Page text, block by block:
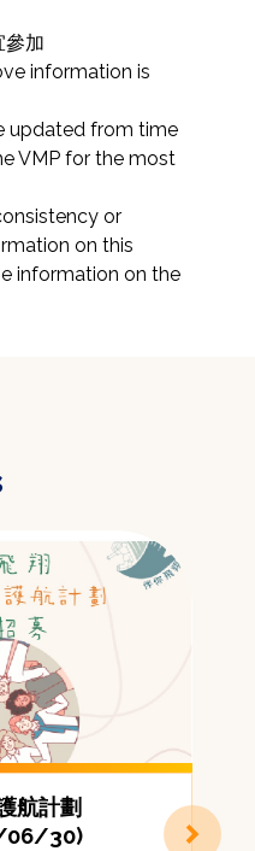
參加
information is
updated from time
VMP for the most
or
on this
information on the
航計劃
06/30)